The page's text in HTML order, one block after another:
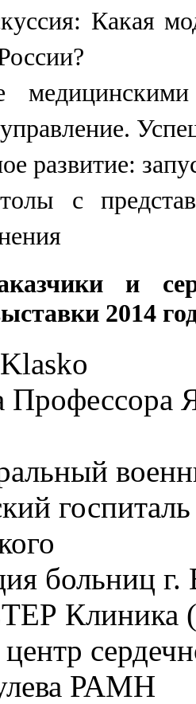
Какая
управление.
развитие:
с
и
2014
Профессора
больниц г.
Клиника
РАМН